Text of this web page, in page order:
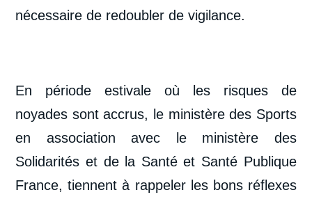
nécessaire de redoubler de vigilance.
En période estivale où les risques de
noyades sont accrus, le ministère des Sports
en association avec le ministère des
Solidarités et de la Santé et Santé Publique
France, tiennent à rappeler les bons réflexes